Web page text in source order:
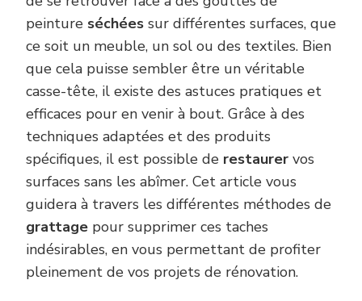
peinture séchées sur différentes surfaces, que
ce soit un meuble, un sol ou des textiles. Bien
que cela puisse sembler être un véritable
casse-tête, il existe des astuces pratiques et
efficaces pour en venir à bout. Grâce à des
techniques adaptées et des produits
spécifiques, il est possible de restaurer vos
surfaces sans les abîmer. Cet article vous
guidera à travers les différentes méthodes de
grattage pour supprimer ces taches
indésirables, en vous permettant de profiter
pleinement de vos projets de rénovation.